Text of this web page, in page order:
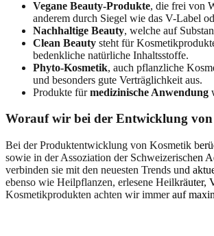
Vegane Beauty-Produkte, die frei von
anderem durch Siegel wie das V-Label
Nachhaltige Beauty, welche auf
Clean Beauty steht für
bedenkliche natürliche Inhaltsstoffe.
Phyto-Kosmetik, auch pflanzliche
und besonders gute Verträglichkeit aus.
Produkte fürmedizinische Anwendung
Worauf wir bei der Entwicklung
Bei der Produktentwicklung von Kosmetik
sowie in der Assoziation der Schweizerischen
verbinden sie mit den neuesten Trends und
ebenso wie Heilpflanzen, erlesene
Kosmetikprodukten achten wir immer auf